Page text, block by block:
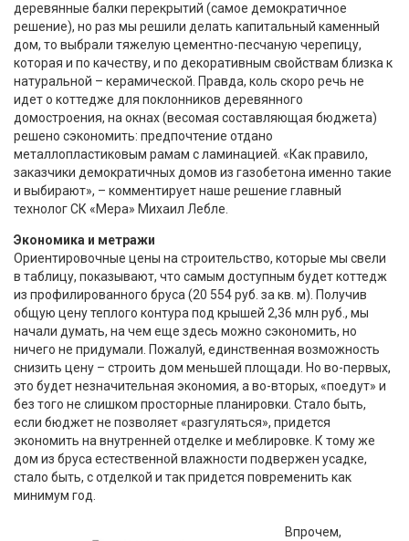
деревянные балки перекрытий (самое демократичное
решение), но раз мы решили делать капитальный каменный
дом, то выбрали тяжелую цементно-песчаную черепицу,
которая и по качеству, и по декоративным свойствам близка к
натуральной – керамической. Правда, коль скоро речь не
идет о коттедже для поклонников деревянного
домостроения, на окнах (весомая составляющая бюджета)
решено сэкономить: предпочтение отдано
металлопластиковым рамам с ламинацией. «Как правило,
заказчики демократичных домов из газобетона именно такие
и выбирают», – комментирует наше решение главный
технолог СК «Мера» Михаил Лебле.
Экономика и метражи
Ориентировочные цены на строительство, которые мы свели
в таблицу, показывают, что самым доступным будет коттедж
из профилированного бруса (20 554 руб. за кв. м). Получив
общую цену теплого контура под крышей 2,36 млн руб., мы
начали думать, на чем еще здесь можно сэкономить, но
ничего не придумали. Пожалуй, единственная возможность
снизить цену – строить дом меньшей площади. Но во-первых,
это будет незначительная экономия, а во-вторых, «поедут» и
без того не слишком просторные планировки. Стало быть,
если бюджет не позволяет «разгуляться», придется
экономить на внутренней отделке и меблировке. К тому же
дом из бруса естественной влажности подвержен усадке,
стало быть, с отделкой и так придется повременить как
минимум год.
Впрочем,